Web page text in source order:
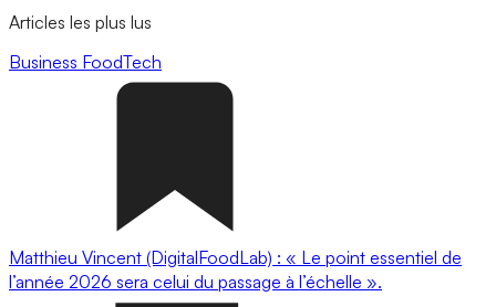
Articles les plus lus
Business FoodTech
Matthieu Vincent (DigitalFoodLab) : « Le point essentiel de
l’année 2026 sera celui du passage à l’échelle ».